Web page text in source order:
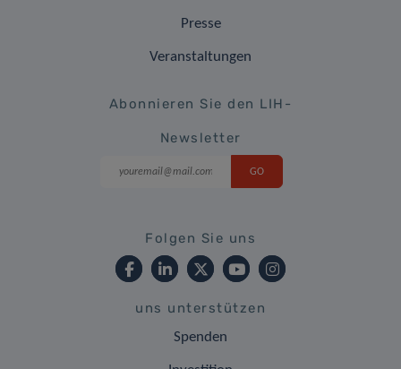
Presse
Veranstaltungen
Abonnieren Sie den LIH-
Newsletter
Folgen Sie uns
uns unterstützen
Spenden